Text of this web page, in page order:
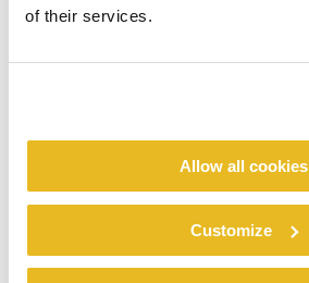
of their services.
Allow all cookies
Customize